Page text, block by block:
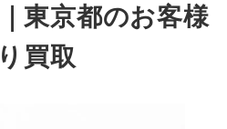
｜東京都のお客様
買取